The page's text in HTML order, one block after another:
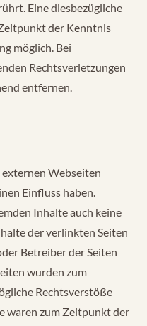
Eine diesbezügliche
der Kenntnis
möglich. Bei
Rechtsverletzungen
entfernen.
Webseiten
Einfluss haben.
Inhalte auch keine
der verlinkten Seiten
Betreiber der Seiten
wurden zum
Rechtsverstöße
waren zum Zeitpunkt der